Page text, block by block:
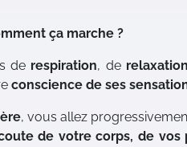
ça marche ?
de respiration, de
conscience de ses
, vous allez
de votre corps, de vos